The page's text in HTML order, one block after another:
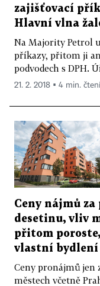
zajišťovací
Hlavní vlna
Na Majority Petrol
příkazy, přitom ji
podvodech s DPH.
21. 2. 2018 ▪ 4 min. čtení
Ceny nájmů
desetinu, vliv
přitom
vlastní bydlení
Ceny pronájmů jen
městech včetně